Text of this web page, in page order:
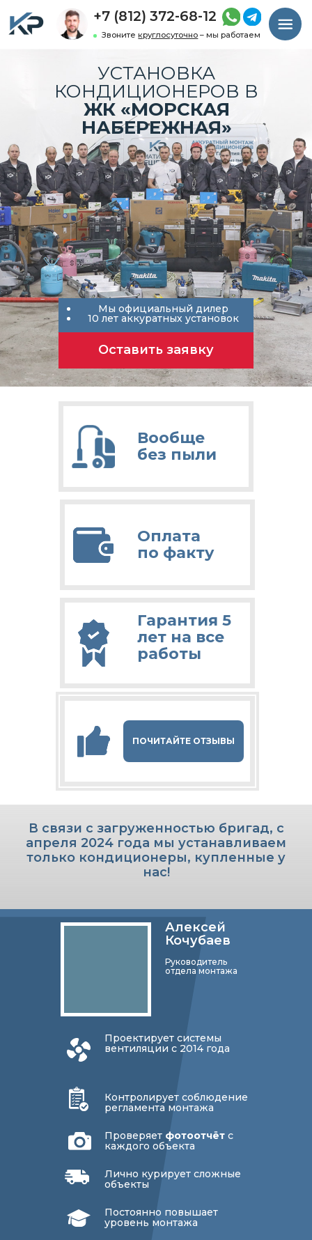
+7 (812) 372-68-12
Звоните круглосуточно– мы работаем
УСТАНОВКА
КОНДИЦИОНЕРОВ В
ЖК «МОРСКАЯ
НАБЕРЕЖНАЯ»
Мы официальный дилер
10 лет аккуратных установок
Оставить заявку
ПОЧИТАЙТЕ ОТЗЫВЫ
Вообще
без пыли
Оплата
по факту
Гарантия 5
лет на все
работы
В связи с загруженностью бригад, с
апреля 2024 года мы устанавливаем
только кондиционеры, купленные у
нас!
Алексей
Кочубаев
Руководитель
отдела монтажа
Проектирует системы
вентиляции с 2014 года
Контролирует соблюдение
регламента монтажа
Проверяет фотоотчёт с
каждого объекта
Лично курирует сложные
объекты
Постоянно повышает
уровень монтажа